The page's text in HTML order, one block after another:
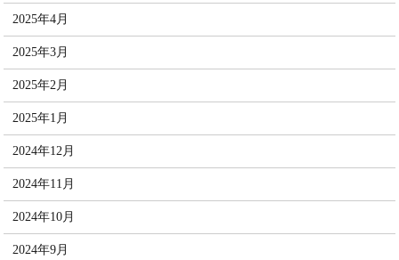
2025年4月
2025年3月
2025年2月
2025年1月
2024年12月
2024年11月
2024年10月
2024年9月